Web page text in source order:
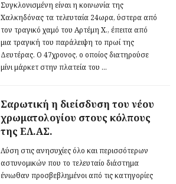
Συγκλονισμένη είναι η κοινωνία της
Χαλκηδόνας τα τελευταία 24ωρα, ύστερα από
τον τραγικό χαμό του Αρτέμη Χ., έπειτα από
μια τραγική του παράλειψη το πρωί της
Δευτέρας. Ο 47χρονος, ο οποίος διατηρούσε
μίνι μάρκετ στην πλατεία του ...
Σαρωτική η διείσδυση του νέου
χρωματολογίου στους κόλπους
της ΕΛ.ΑΣ.
Λύση στις ανησυχίες όλο και περισσότερων
αστυνομικών που το τελευταίο διάστημα
ένιωθαν προσβεβλημένοι από τις κατηγορίες